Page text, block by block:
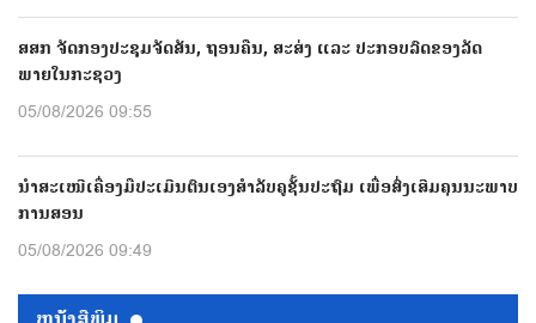
ສສກ ຈັດກອງປະຊຸມຈັດສັນ, ຖອນຄືນ, ສະສ່ງ ແລະ ປະກອບລົດຂອງລັດ
ພາຍໃນກະຊວງ
05/08/2026 09:55
ນຳສະເໜີເຄື່ອງມືປະເມີນຕົນເອງສຳລັບຄູຊັ້ນປະຖົມ ເພື່ອສົ່ງເສີມຄຸນນະພາບ
ການສອນ
05/08/2026 09:49